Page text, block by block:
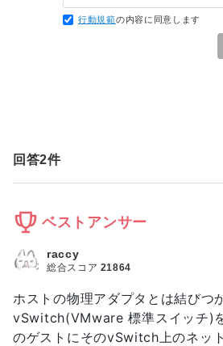
行動規範の内容に同意します
回答2件
ベストアンサー
ホストの物理アダプタとは結びつ
vSwitch(VMware 標準スイッチ)
のゲストにそのvSwitch上のネッ
raccy
総合スコア 21864